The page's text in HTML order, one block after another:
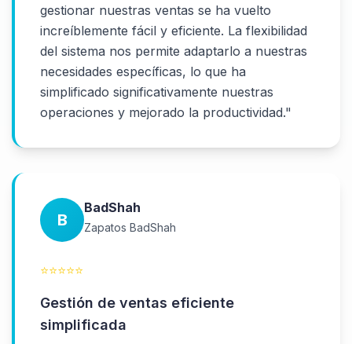
gestionar nuestras ventas se ha vuelto
increíblemente fácil y eficiente. La flexibilidad
del sistema nos permite adaptarlo a nuestras
necesidades específicas, lo que ha
simplificado significativamente nuestras
operaciones y mejorado la productividad."
B
BadShah
Zapatos BadShah
⭐⭐⭐⭐⭐
Gestión de ventas eficiente
simplificada